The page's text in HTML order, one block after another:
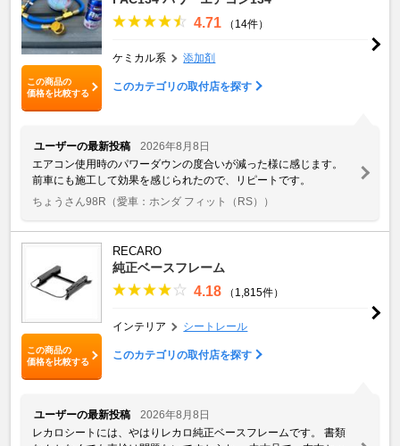
この商品の
価格を比較する
4.71 （14件）
ケミカル系 添加剤
このカテゴリの取付店を探す
ユーザーの最新投稿
2026年8月8日
エアコン使用時のパワーダウンの度合いが減った様に感じます。
前車にも施工して効果を感じられたので、リピートです。
ちょうさん98R （愛車：ホンダ フィット（RS））
この商品の
価格を比較する
RECARO
純正ベースフレーム
4.18 （1,815件）
インテリア シートレール
このカテゴリの取付店を探す
ユーザーの最新投稿
2026年8月8日
レカロシートには、やはりレカロ純正ベースフレームです。 書類